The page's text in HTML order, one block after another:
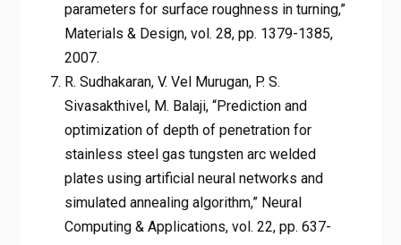
parameters for surface roughness in turning,”
Materials & Design, vol. 28, pp. 1379-1385,
2007.
R. Sudhakaran, V. Vel Murugan, P. S.
Sivasakthivel, M. Balaji, “Prediction and
optimization of depth of penetration for
stainless steel gas tungsten arc welded
plates using artificial neural networks and
simulated annealing algorithm,” Neural
Computing & Applications, vol. 22, pp. 637-